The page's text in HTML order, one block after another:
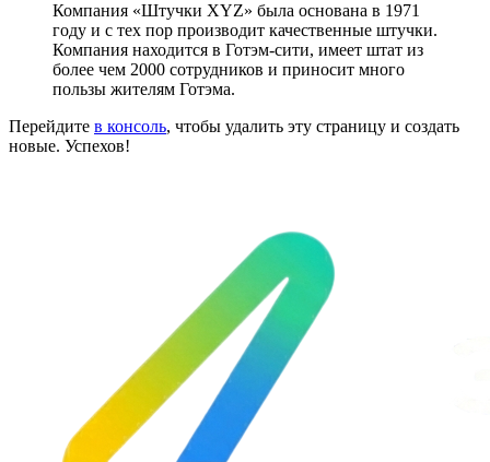
Компания «Штучки XYZ» была основана в 1971
году и с тех пор производит качественные штучки.
Компания находится в Готэм-сити, имеет штат из
более чем 2000 сотрудников и приносит много
пользы жителям Готэма.
Перейдите в консоль, чтобы удалить эту страницу и создать
новые. Успехов!